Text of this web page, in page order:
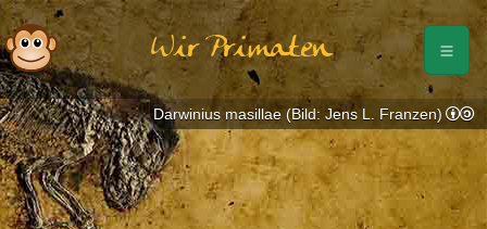
Wir Primaten
Darwinius masillae (Bild: Jens L. Franzen)